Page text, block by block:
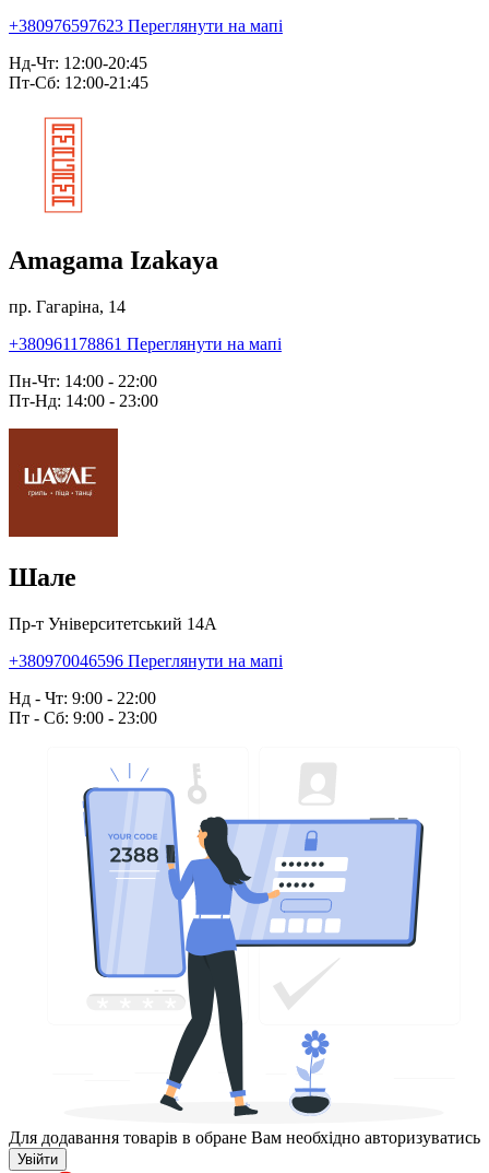
+380976597623 Переглянути на мапі
Нд-Чт: 12:00-20:45
Пт-Сб: 12:00-21:45
Amagama Izakaya
пр. Гагаріна, 14
+380961178861 Переглянути на мапі
Пн-Чт: 14:00 - 22:00
Пт-Нд: 14:00 - 23:00
Шале
Пр-т Університетський 14А
+380970046596 Переглянути на мапі
Нд - Чт: 9:00 - 22:00
Пт - Сб: 9:00 - 23:00
Для додавання товарів в обране Вам необхідно авторизуватись
Увійти